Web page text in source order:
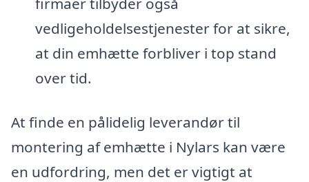
vedligeholdelsestjenester for at sikre,
at din emhætte forbliver i top stand
over tid.
At finde en pålidelig leverandør til
montering af emhætte i Nylars kan være
en udfordring, men det er vigtigt at